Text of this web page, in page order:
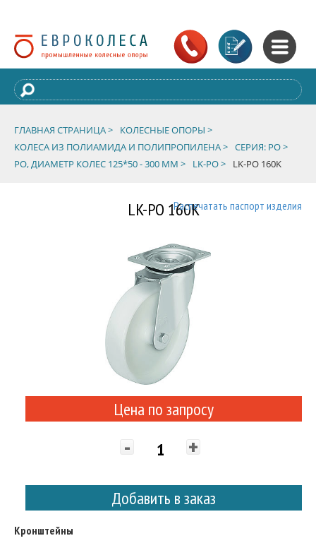
ГЛАВНАЯ СТРАНИЦА >
КОЛЕСНЫЕ ОПОРЫ >
КОЛЕСА ИЗ ПОЛИАМИДА И ПОЛИПРОПИЛЕНА > СЕРИЯ: PO >
PO, ДИАМЕТР КОЛЕС 125*50 - 300 ММ >
LK-PO > LK-PO 160K
LK-PO 160KРаспечатать паспорт изделия
Цена по запросу
- +
Добавить в заказ
Кронштейны